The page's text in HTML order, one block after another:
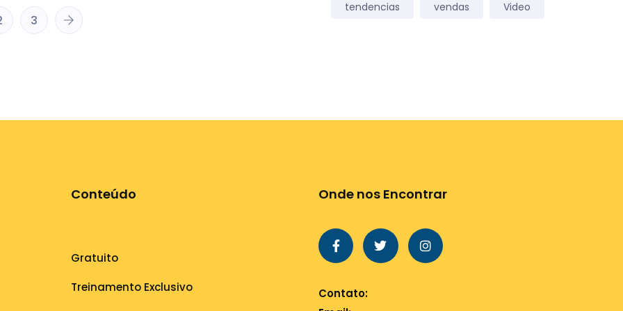
3
tendencias vendas Video
Conteúdo
Gratuito
Treinamento Exclusivo
Onde nos Encontrar
Contato: